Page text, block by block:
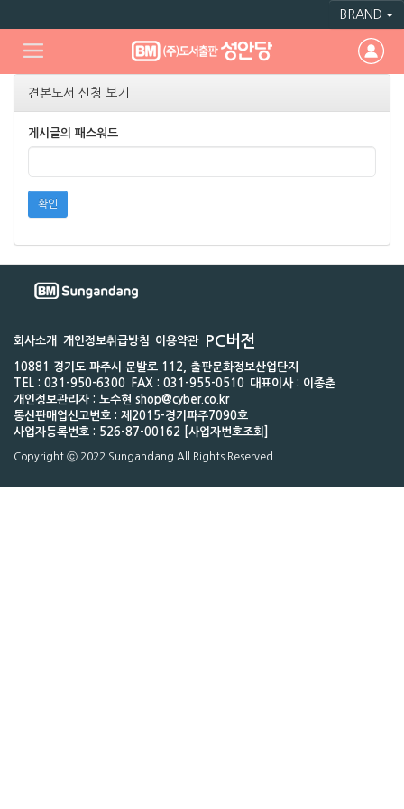
BRAND
견본도서 신청 보기
게시글의 패스워드
확인
회사소개 개인정보취급방침 이용약관 PC버전
10881 경기도 파주시 문발로 112, 출판문화정보산업단지
TEL : 031-950-6300
FAX : 031-955-0510
대표이사 : 이종춘
개인정보관리자 : 노수현 shop@cyber.co.kr
통신판매업신고번호 : 제2015-경기파주7090호
사업자등록번호 : 526-87-00162 [사업자번호조회]
Copyright ⓒ 2022 Sungandang All Rights Reserved.